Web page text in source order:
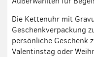
Die Kettenuhr mit
Geschenkverpackung
persönliche Geschenk
Valentinstag oder